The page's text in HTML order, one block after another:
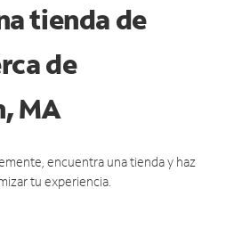
tienda de
de
MA
encuentra una tienda y haz
tu experiencia.